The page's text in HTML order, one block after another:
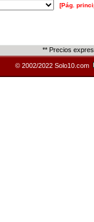
[Pág.
** Precios
© 2002/2022 Solo10.com